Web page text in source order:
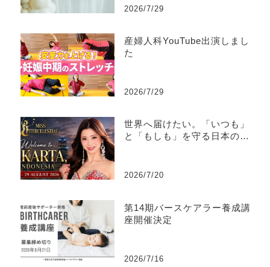
2026/7/29
産婦人科YouTube出演しまし
た
2026/7/29
世界へ届けたい。「いつも」
と「もしも」を守る日本の文
2026/7/20
第14期バースケアラー養成講
座開催決定
2026/7/16